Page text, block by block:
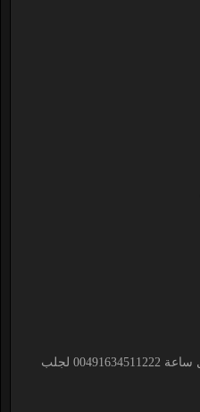
الشيخ الروحاني جلب الحبيب و خلال ساعة 00491634511222 لجلب